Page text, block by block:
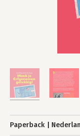
Paperback